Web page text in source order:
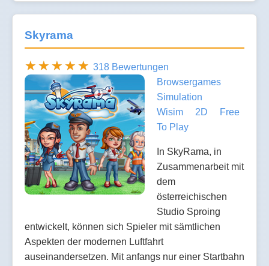
Skyrama
318 Bewertungen
Browsergames
Simulation
Wisim
2D
Free
To Play
In SkyRama, in
Zusammenarbeit mit
dem
österreichischen
Studio Sproing
entwickelt, können sich Spieler mit sämtlichen
Aspekten der modernen Luftfahrt
auseinandersetzen. Mit anfangs nur einer Startbahn